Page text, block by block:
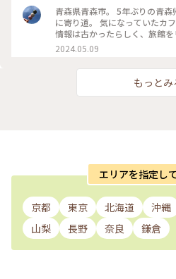
青森県青森市。 5年ぶりの青
に寄り道。 気になっていたカ
情報は古かったらしく、旅館
ェだと思っていたら、移転し
っていました✨ ワンプレート
2024.5.5 ・ #浅虫カフェ #カ
ランチ こちらの位置情報
2024.05.09
もっとみ
エリアを指定し
京都 東京 北海道 沖縄
山梨
長野 奈良 鎌倉